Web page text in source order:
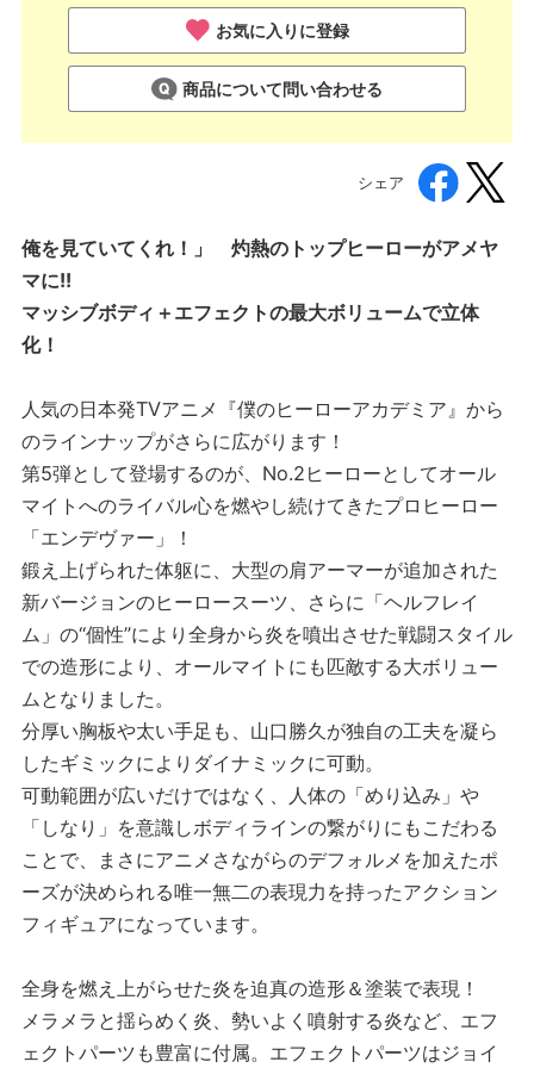
お気に入りに登録
商品について問い合わせる
シェア
俺を見ていてくれ！」 灼熱のトップヒーローがアメヤ
マに!!
マッシブボディ＋エフェクトの最大ボリュームで立体
化！
人気の日本発TVアニメ『僕のヒーローアカデミア』から
のラインナップがさらに広がります！
第5弾として登場するのが、No.2ヒーローとしてオール
マイトへのライバル心を燃やし続けてきたプロヒーロー
「エンデヴァー」！
鍛え上げられた体躯に、大型の肩アーマーが追加された
新バージョンのヒーロースーツ、さらに「ヘルフレイ
ム」の“個性”により全身から炎を噴出させた戦闘スタイル
での造形により、オールマイトにも匹敵する大ボリュー
ムとなりました。
分厚い胸板や太い手足も、山口勝久が独自の工夫を凝ら
したギミックによりダイナミックに可動。
可動範囲が広いだけではなく、人体の「めり込み」や
「しなり」を意識しボディラインの繋がりにもこだわる
ことで、まさにアニメさながらのデフォルメを加えたポ
ーズが決められる唯一無二の表現力を持ったアクション
フィギュアになっています。
全身を燃え上がらせた炎を迫真の造形＆塗装で表現！
メラメラと揺らめく炎、勢いよく噴射する炎など、エフ
ェクトパーツも豊富に付属。エフェクトパーツはジョイ